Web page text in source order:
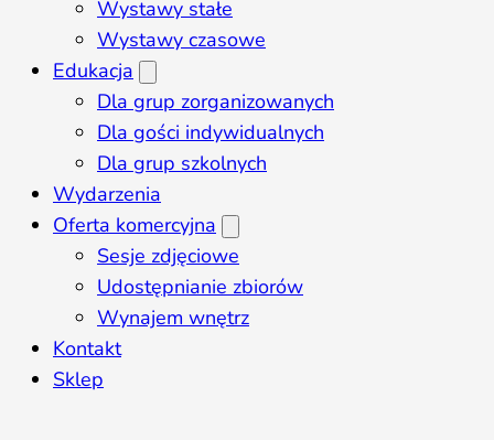
Wystawy stałe
Wystawy czasowe
Edukacja
Dla grup zorganizowanych
Dla gości indywidualnych
Dla grup szkolnych
Wydarzenia
Oferta komercyjna
Sesje zdjęciowe
Udostępnianie zbiorów
Wynajem wnętrz
Kontakt
Sklep